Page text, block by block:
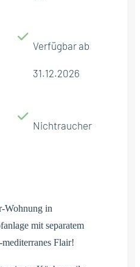
Verfügbar ab
31.12.2026
Nichtraucher
Wohnung in
mit separatem
Flair!